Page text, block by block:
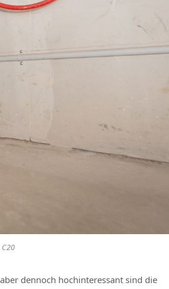
C20
dennoch hochinteressant sind die